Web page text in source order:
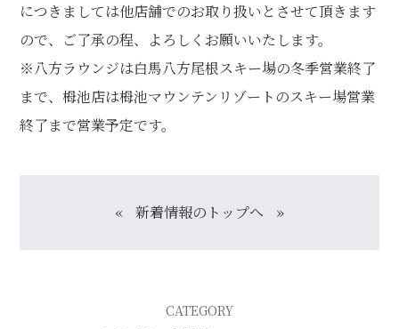
につきましては他店舗でのお取り扱いとさせて頂きます
ので、ご了承の程、よろしくお願いいたします。
※八方ラウンジは白馬八方尾根スキー場の冬季営業終了
まで、栂池店は栂池マウンテンリゾートのスキー場営業
終了まで営業予定です。
« 新着情報のトップへ »
CATEGORY